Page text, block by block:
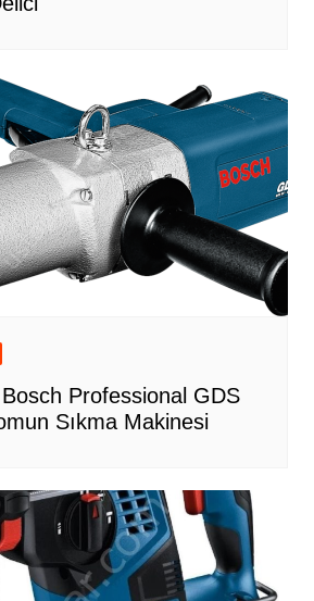
Professional GDS
Sıkma Makinesi